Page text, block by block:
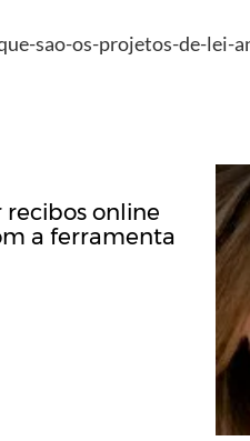
sao-os-projetos-de-lei-
online
a ferramenta